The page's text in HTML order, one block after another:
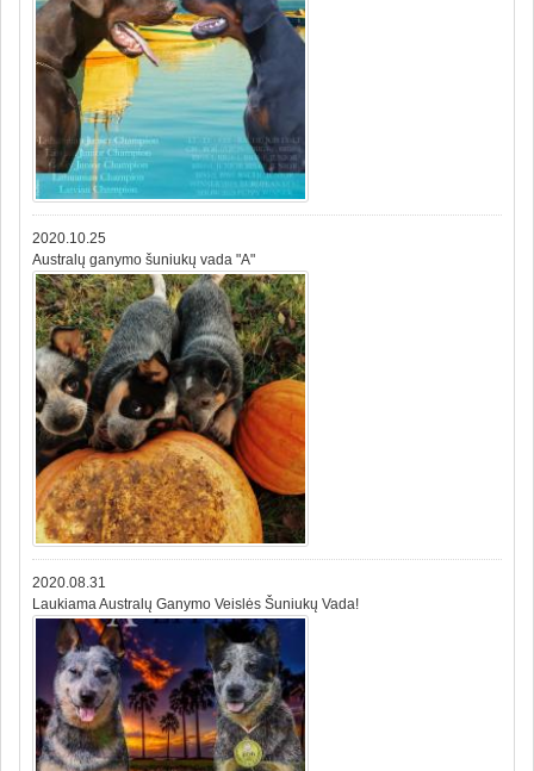
2020.10.25
Australų ganymo šuniukų vada "A"
2020.08.31
Laukiama Australų Ganymo Veislės Šuniukų Vada!